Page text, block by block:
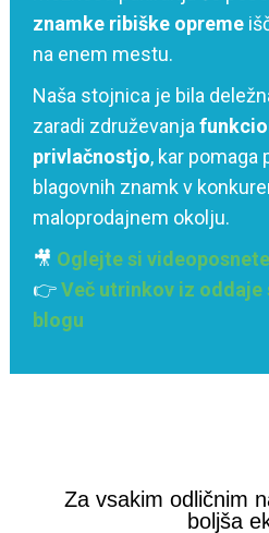
znamke ribiške opreme
na enem mestu.
Naša stojnica je bila
zaradi združevanja
privlačnostjo, kar pomaga
blagovnih znamk v
maloprodajnem okolju.
🎥 Oglejte si
👉Več utrinkov iz oddaje
blogu
Za vsakim odličnim
boljša